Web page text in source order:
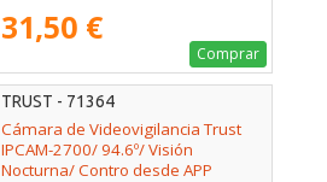
31,50 €
Comprar
TRUST - 71364
Cámara de Videovigilancia Trust
IPCAM-2700/ 94.6º/ Visión
Nocturna/ Contro desde APP